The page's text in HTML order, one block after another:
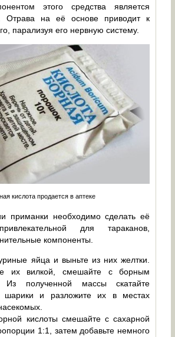
этого средства является
. Отрава на её основе приводит к
парализуя его нервную систему.
кислота продается в аптеке
приманки необходимо сделать её
для тараканов,
компоненты.
яйца и выньте из них желтки.
их вилкой, смешайте с борным
Из полученной массы скатайте
шарики и разложите их в местах
кислоты смешайте с сахарной
1:1, затем добавьте немного